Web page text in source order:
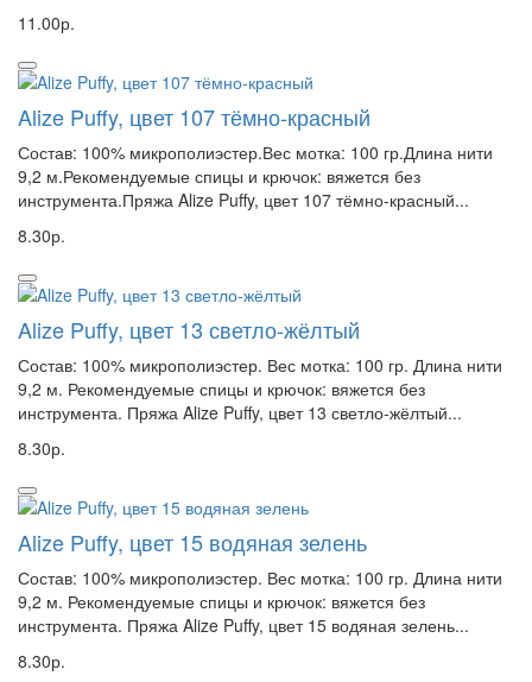
11.00р.
Alize Puffy, цвет 107 тёмно-красный
Состав: 100% микрополиэстер.Вес мотка: 100 гр.Длина нити
9,2 м.Рекомендуемые спицы и крючок: вяжется без
инструмента.Пряжа Alize Puffy, цвет 107 тёмно-красный...
8.30р.
Alize Puffy, цвет 13 светло-жёлтый
Состав: 100% микрополиэстер. Вес мотка: 100 гр. Длина нити
9,2 м. Рекомендуемые спицы и крючок: вяжется без
инструмента. Пряжа Alize Puffy, цвет 13 светло-жёлтый...
8.30р.
Alize Puffy, цвет 15 водяная зелень
Состав: 100% микрополиэстер. Вес мотка: 100 гр. Длина нити
9,2 м. Рекомендуемые спицы и крючок: вяжется без
инструмента. Пряжа Alize Puffy, цвет 15 водяная зелень...
8.30р.